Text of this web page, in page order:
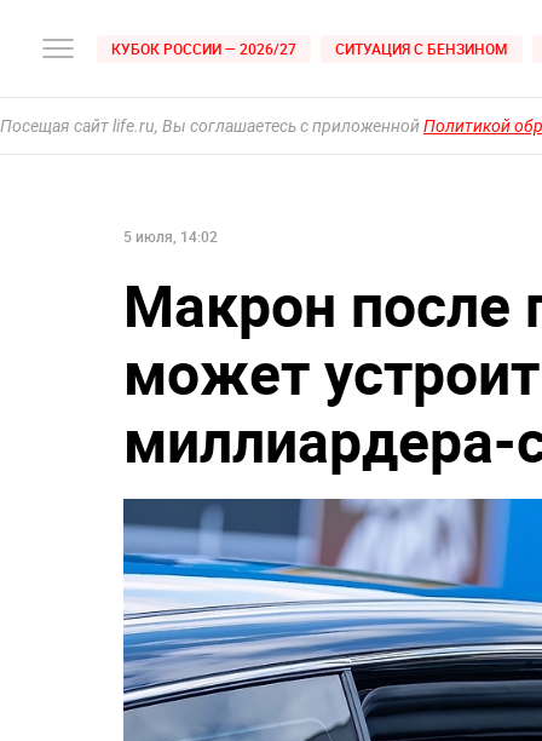
КУБОК РОССИИ — 2026/27 СИТУАЦИЯ С БЕНЗИНОМ
Посещая сайт life.ru, Вы соглашаетесь с приложеннойПолитикой
5 июля, 14:02
Макрон после
может
миллиардера-